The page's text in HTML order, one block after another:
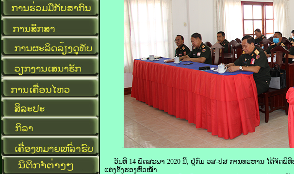
.
ວັນທີ 14 ພຶດສະພາ 2020 ນີ້, ຢູ່ກົມ ວສ-ປສ ການທະຫານ ໄດ້ຈັດພິ
ແຕ່ງຕັ້ງຮອງຫົວໜ້າ